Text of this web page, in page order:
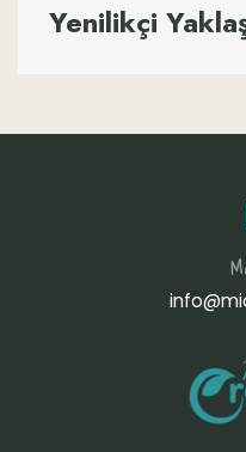
Yenilikçi